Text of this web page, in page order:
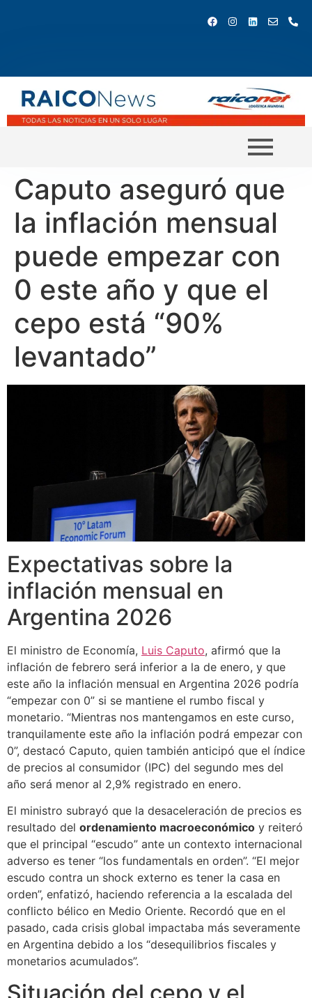
Caputo aseguró que
la inflación mensual
puede empezar con
0 este año y que el
cepo está “90%
levantado”
Expectativas sobre la
inflación mensual en
Argentina 2026
El ministro de Economía, Luis Caputo, afirmó que la
inflación de febrero será inferior a la de enero, y que
este año la inflación mensual en Argentina 2026 podría
“empezar con 0” si se mantiene el rumbo fiscal y
monetario. “Mientras nos mantengamos en este curso,
tranquilamente este año la inflación podrá empezar con
0”, destacó Caputo, quien también anticipó que el índice
de precios al consumidor (IPC) del segundo mes del
año será menor al 2,9% registrado en enero.
El ministro subrayó que la desaceleración de precios es
resultado del ordenamiento macroeconómico y reiteró
que el principal “escudo” ante un contexto internacional
adverso es tener “los fundamentals en orden”. “El mejor
escudo contra un shock externo es tener la casa en
orden”, enfatizó, haciendo referencia a la escalada del
conflicto bélico en Medio Oriente. Recordó que en el
pasado, cada crisis global impactaba más severamente
en Argentina debido a los “desequilibrios fiscales y
monetarios acumulados”.